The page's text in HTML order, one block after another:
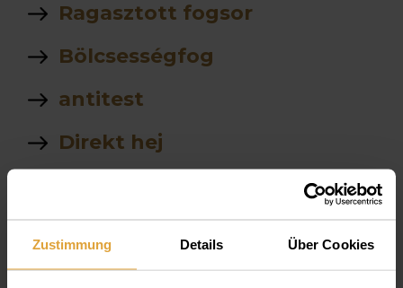
Zustimmung Details Über Cookies
Ragasztott fogsor
Bölcsességfog
antitest
Direkt hej
árak
Dr Sterba Károly